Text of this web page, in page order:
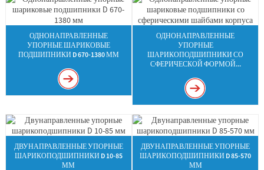
ОДНОНАПРАВЛЕННЫЕ
УПОРНЫЕ ШАРИКОВЫЕ
ПОДШИПНИКИ D 670-1380 ММ
ОДНОНАПРАВЛЕННЫЕ
УПОРНЫЕ
ШАРИКОПОДШИПНИКИ СО
СФЕРИЧЕСКОЙ ФОРМОЙ...
ДВУНАПРАВЛЕННЫЕ УПОРНЫЕ
ШАРИКОПОДШИПНИКИ D 10-85
ММ
ДВУНАПРАВЛЕННЫЕ УПОРНЫЕ
ШАРИКОПОДШИПНИКИ D 85-570
ММ